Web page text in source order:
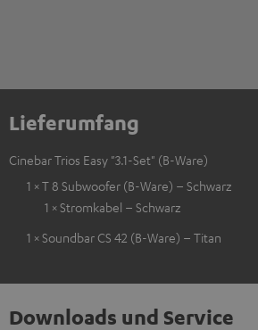
Lieferumfang
Cinebar Trios Easy "3.1-Set" (B-Ware)
1 × T 8 Subwoofer (B-Ware) – Schwarz
1 × Stromkabel – Schwarz
1 × Soundbar CS 42 (B-Ware) – Titan
Downloads und Service